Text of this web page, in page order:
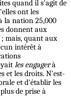
quand il s'agit de
ont les
la nation 25,000
donnent aux
mais, quant aux
intérêt à
les engagerà
et les droits. N'est-
et d'établir les
de prise à